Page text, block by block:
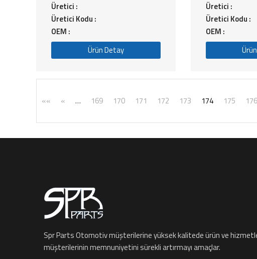
Üretici :
Üretici Kodu :
OEM :
Ürün Detay
Üretici :
Üretici Kodu :
OEM :
«« « … 169 170 171 172 173 174 175 176
Spr Parts Otomotiv müşterilerine yüksek kalitede ürün ve
müşterilerinin memnuniyetini sürekli artırmayı amaçlar.